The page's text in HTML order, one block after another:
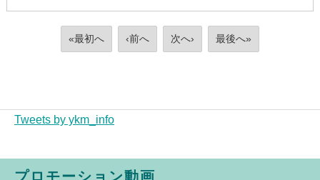
«最初へ ‹前へ 次へ› 最後へ»
Tweets by ykm_info
プロモーション動画